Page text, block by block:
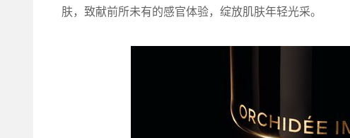
肤，致献前所未有的感官体验，绽放肌肤年轻光采。